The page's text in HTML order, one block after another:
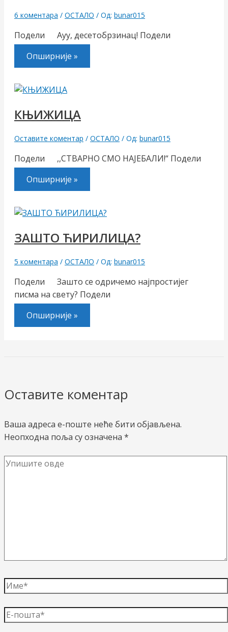
6 коментара / ОСТАЛО / Од: bunar015
Подели Ауу, десетобрзинац! Подели
Опширније »
КЊИЖИЦА
Оставите коментар / ОСТАЛО / Од: bunar015
Подели ,,СТВАРНО СМО НАЈЕБАЛИ!“ Подели
Опширније »
ЗАШТО ЋИРИЛИЦА?
5 коментара / ОСТАЛО / Од: bunar015
Подели Зашто се одричемо најпростијег
писма на свету? Подели
Опширније »
Оставите коментар
Ваша адреса е-поште неће бити објављена.
Неопходна поља су означена *
Упишите
Име*
Е-
пошта*